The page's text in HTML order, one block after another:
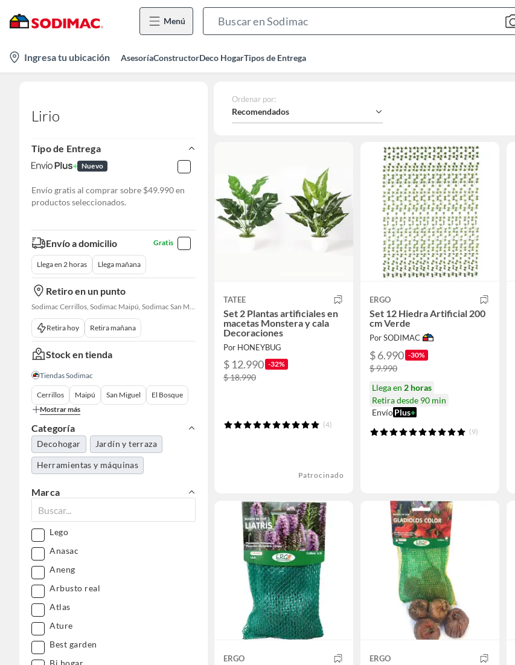
Menú
Bar
location-
icon
Ingresa tu ubicación AsesoríaConstructorDeco HogarTipos de Entrega
Lirio
Tipo de Entrega
Nuevo
Envío gratis al comprar sobre $49.990 en
productos seleccionados.
Envío a domicilio Gratis
Llega en 2 horas Llega mañana
Retiro en un punto
Sodimac Cerrillos, Sodimac Maipú, Sodimac San Miguel, Sodimac El Bosque, Sodimac San Bernardo, Sodimac Talagante, Sodimac San Fernando
Retira hoy Retira mañana
Stock en tienda
Tiendas Sodimac
Cerrillos Maipú San Miguel
El Bosque
Mostrar más
Categoría
Decohogar Jardín y terraza
Herramientas y máquinas
Marca
Lego
Anasac
Aneng
Arbusto real
Atlas
Ature
Best garden
Bj hogar
Ordenar por:
Recomendados
TATEE
Set 2 Plantas artificiales en
macetas Monstera y cala
Decoraciones
Por HONEYBUG
$ 12.990 -32%
$ 18.990
(4)
Patrocinado
ERGO
Set 12 Hiedra Artificial 200
cm Verde
Por SODIMAC
$ 6.990 -30%
$ 9.990
Llega en 2 horas
Retira desde 90 min
EnvíoPlus+
(9)
ERGO ERGO